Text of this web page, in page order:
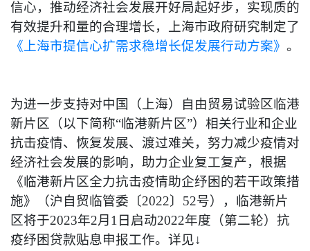
信心，推动经济社会发展开好局起好步，实现质的
有效提升和量的合理增长，上海市政府研究制定了
《上海市提信心扩需求稳增长促发展行动方案》 。
为进一步支持对中国（上海）自由贸易试验区临港
新片区（以下简称“临港新片区”）相关行业和企业
抗击疫情、恢复发展、渡过难关，努力减少疫情对
经济社会发展的影响，助力企业复工复产，根据
《临港新片区全力抗击疫情助企纾困的若干政策措
施》（沪自贸临管委〔2022〕52号），临港新片
区将于2023年2月1日启动2022年度（第二轮）抗
疫纾困贷款贴息申报工作。详见↓